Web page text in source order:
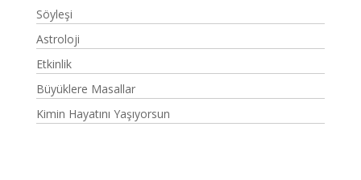
Söyleşi
Astroloji
Etkinlik
Büyüklere Masallar
Kimin Hayatını Yaşıyorsun